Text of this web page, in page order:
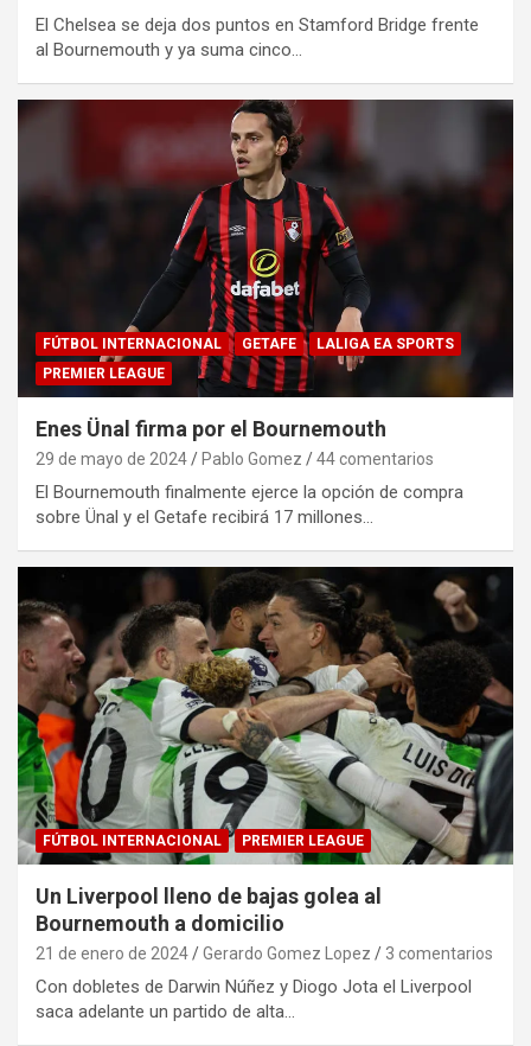
El Chelsea se deja dos puntos en Stamford Bridge frente
al Bournemouth y ya suma cinco…
FÚTBOL INTERNACIONAL GETAFE
LALIGA EA SPORTS
PREMIER LEAGUE
Enes Ünal firma por el Bournemouth
29 de mayo de 2024 Pablo Gomez 44 comentarios
El Bournemouth finalmente ejerce la opción de compra
sobre Ünal y el Getafe recibirá 17 millones…
FÚTBOL INTERNACIONAL PREMIER LEAGUE
Un Liverpool lleno de bajas golea al
Bournemouth a domicilio
21 de enero de 2024 Gerardo Gomez Lopez 3 comentarios
Con dobletes de Darwin Núñez y Diogo Jota el Liverpool
saca adelante un partido de alta…